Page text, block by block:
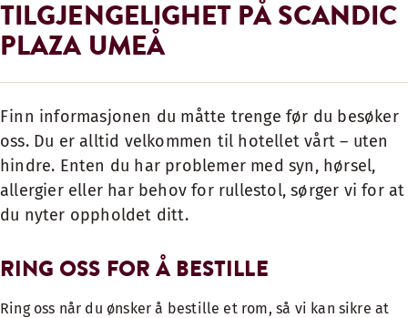
TILGJENGELIGHET PÅ SCANDIC
PLAZA UMEÅ
Finn informasjonen du måtte trenge før du besøker
oss. Du er alltid velkommen til hotellet vårt – uten
hindre. Enten du har problemer med syn, hørsel,
allergier eller har behov for rullestol, sørger vi for at
du nyter oppholdet ditt.
RING OSS FOR Å BESTILLE
Ring oss når du ønsker å bestille et rom, så vi kan sikre at